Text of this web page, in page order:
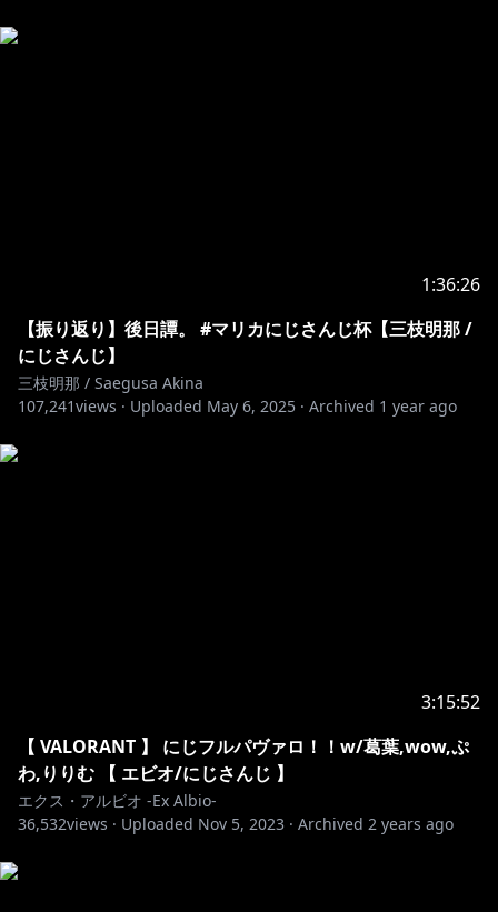
1:36:26
【振り返り】後日譚。 #マリカにじさんじ杯【三枝明那 /
にじさんじ】
三枝明那 / Saegusa Akina
107,241views · Uploaded May 6, 2025 · Archived 1 year ago
3:15:52
【 VALORANT 】 にじフルパヴァロ！！w/葛葉,wow,ぷ
わ,りりむ 【 エビオ/にじさんじ 】
エクス・アルビオ -Ex Albio-
36,532views · Uploaded Nov 5, 2023 · Archived 2 years ago